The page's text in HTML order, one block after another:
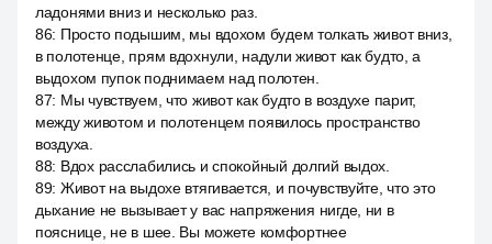
ладонями вниз и несколько раз.
86: Просто подышим, мы вдохом будем толкать живот вниз,
в полотенце, прям вдохнули, надули живот как будто, а
выдохом пупок поднимаем над полотен.
87: Мы чувствуем, что живот как будто в воздухе парит,
между животом и полотенцем появилось пространство
воздуха.
88: Вдох расслабились и спокойный долгий выдох.
89: Живот на выдохе втягивается, и почувствуйте, что это
дыхание не вызывает у вас напряжения нигде, ни в
пояснице, не в шее. Вы можете комфортнее